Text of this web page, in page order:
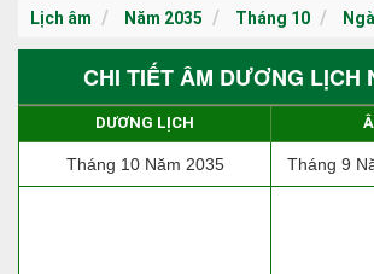
Lịch âm Năm 2035 Tháng 10
CHI TIẾT ÂM DƯƠNG LỊCH
DƯƠNG LỊCH
Tháng 10 Năm 2035 Tháng 9